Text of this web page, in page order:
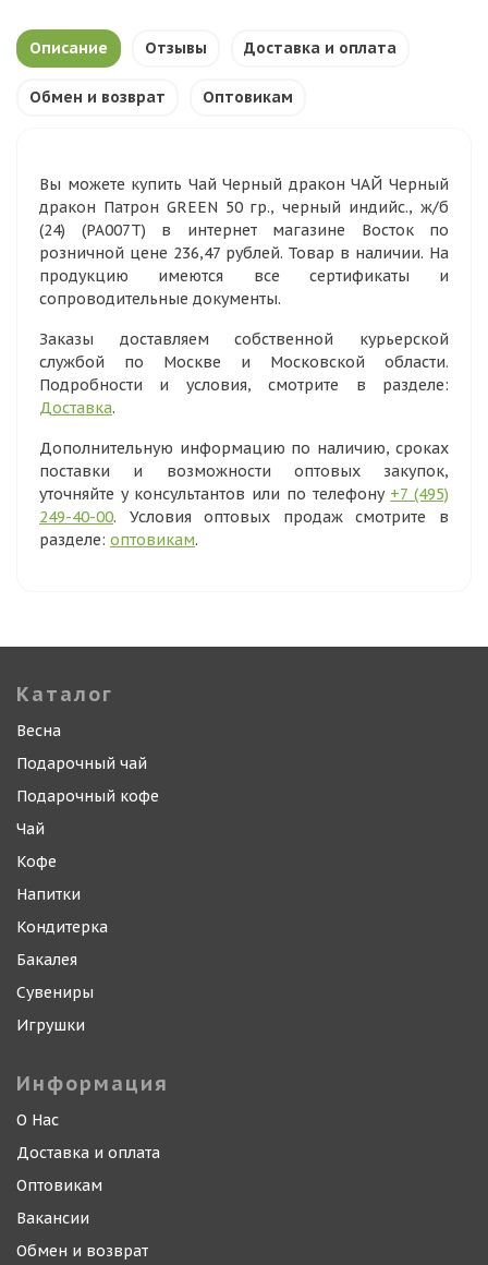
Описание Отзывы Доставка и оплата
Обмен и возврат Оптовикам
Вы можете купить Чай Черный дракон ЧАЙ Черный
дракон Патрон GREEN 50 гр., черный индийс., ж/б
(24) (PA007T) в интернет магазине Восток по
розничной цене 236,47 рублей. Товар в наличии. На
продукцию имеются все сертификаты и
сопроводительные документы.
Заказы доставляем собственной курьерской
службой по Москве и Московской области.
Подробности и условия, смотрите в разделе:
Доставка.
Дополнительную информацию по наличию, сроках
поставки и возможности оптовых закупок,
уточняйте у консультантов или по телефону +7 (495)
249-40-00. Условия оптовых продаж смотрите в
разделе: оптовикам.
Каталог
Весна
Подарочный чай
Подарочный кофе
Чай
Кофе
Напитки
Кондитерка
Бакалея
Сувениры
Игрушки
Информация
О Нас
Доставка и оплата
Оптовикам
Вакансии
Обмен и возврат